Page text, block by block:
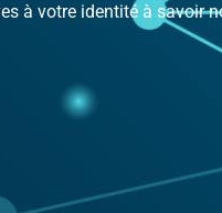
à votre identité à savoir